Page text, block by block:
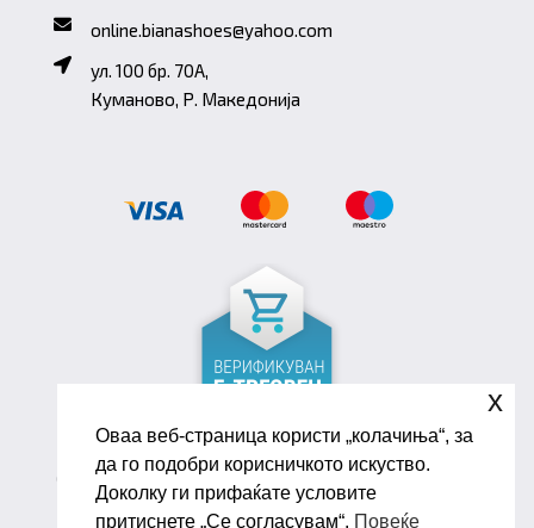
online.bianashoes@yahoo.com
ул. 100 бр. 70A,
Куманово, Р. Македонија
Copyright ©2026 Biana Shoes. Developed by
oLive Brandlab
Оваа веб-страница користи „колачиња“, за
да го подобри корисничкото искуство.
Доколку ги прифаќате условите
притиснете „Се согласувам“. Повеќе
x